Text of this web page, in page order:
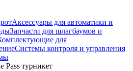
Аксессуары для автоматики и
Запчасти для шлагбаумов и
для
Системы контроля и управления
Pass турникет